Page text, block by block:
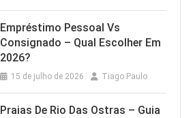
Empréstimo Pessoal Vs
Consignado – Qual Escolher Em
2026?
15 de julho de 2026 Tiago Paulo
Praias De Rio Das Ostras – Guia